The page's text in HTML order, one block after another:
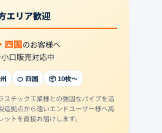
エリア歓迎
四国のお客様へ
口販売対応中
🍊 四国 📦 10枚〜
スチック工業様との強固なパイプを活
造拠点から遠いエンドユーザー様へ高
ットを直接お届けします。